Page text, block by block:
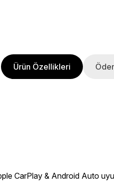
Ürün Özellikleri
CarPlay & Android Auto